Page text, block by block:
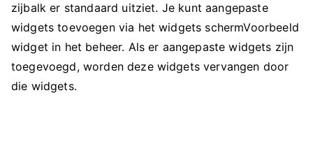
zijbalk er standaard uitziet. Je kunt aangepaste
widgets toevoegen via het widgets schermVoorbeeld
widget in het beheer. Als er aangepaste widgets zijn
toegevoegd, worden deze widgets vervangen door
die widgets.